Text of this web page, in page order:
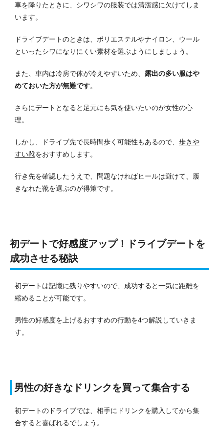
車を降りたときに、シワシワの服装では清潔感に欠けてしま
います。
ドライブデートのときは、ポリエステルやナイロン、ウール
といったシワになりにくい素材を選ぶようにしましょう。
また、車内は冷房で体が冷えやすいため、 露出の多い服はや
めておいた方が無難です。
さらにデートとなると足元にも気を使いたいのが女性の心
理。
しかし、ドライブ先で長時間歩く可能性もあるので、 歩きや
すい靴をおすすめします。
行き先を確認したうえで、問題なければヒールは避けて、履
きなれた靴を選ぶのが得策です。
初デートで好感度アップ！ドライブデートを
成功させる秘訣
初デートは記憶に残りやすいので、成功すると一気に距離を
縮めることが可能です。
男性の好感度を上げるおすすめの行動を4つ解説していきま
す。
男性の好きなドリンクを買って集合する
初デートのドライブでは、相手にドリンクを購入してから集
合すると喜ばれるでしょう。